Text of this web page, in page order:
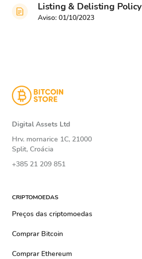
Listing & Delisting Policy
Aviso: 01/10/2023
Digital Assets Ltd
Hrv. mornarice 1C, 21000
Split, Croácia
+385 21 209 851
CRIPTOMOEDAS
Preços das criptomoedas
Comprar Bitcoin
Comprar Ethereum